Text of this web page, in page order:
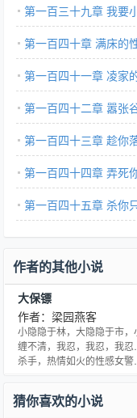
第一百三十九章 我要
第一百四十章 满床的
第一百四十一章 凌家
第一百四十二章 嚣张
第一百四十三章 趁你
第一百四十四章 弄死
第一百四十五章 杀你
作者的其他小说
大保镖
作者：梁园燕客
小隐隐于林，大隐隐于市
缠不清，我忍，我忍，我
杀手，热情如火的性感女
猜你喜欢的小说